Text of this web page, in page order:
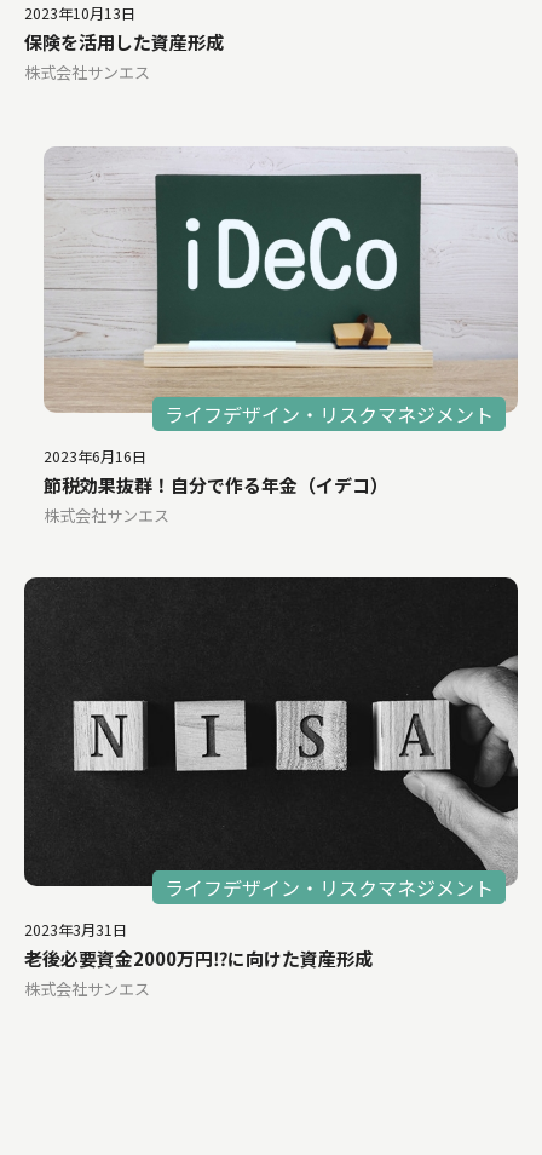
2023年10月13日
保険を活用した資産形成
株式会社サンエス
ライフデザイン・リスクマネジメント
2023年6月16日
節税効果抜群！自分で作る年金（イデコ）
株式会社サンエス
ライフデザイン・リスクマネジメント
2023年3月31日
老後必要資金2000万円⁉に向けた資産形成
株式会社サンエス